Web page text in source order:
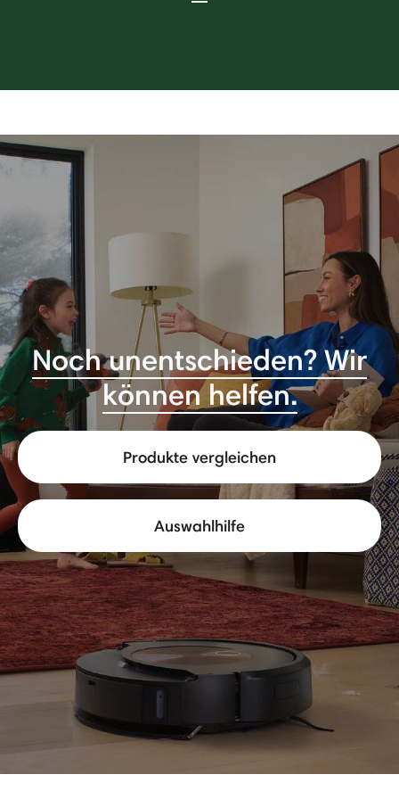
Noch unentschieden? Wir
können helfen.
Produkte vergleichen
Auswahlhilfe